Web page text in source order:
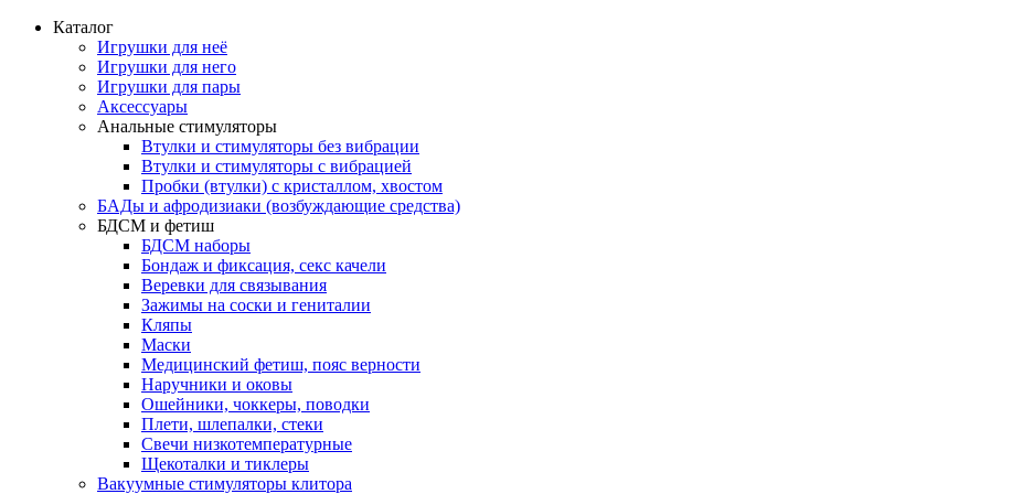
Каталог
Игрушки для неё
Игрушки для него
Игрушки для пары
Аксессуары
Анальные стимуляторы
Втулки и стимуляторы без вибрации
Втулки и стимуляторы с вибрацией
Пробки (втулки) с кристаллом, хвостом
БАДы и афродизиаки (возбуждающие средства)
БДСМ и фетиш
БДСМ наборы
Бондаж и фиксация, секс качели
Веревки для связывания
Зажимы на соски и гениталии
Кляпы
Маски
Медицинский фетиш, пояс верности
Наручники и оковы
Ошейники, чоккеры, поводки
Плети, шлепалки, стеки
Свечи низкотемпературные
Щекоталки и тиклеры
Вакуумные стимуляторы клитора